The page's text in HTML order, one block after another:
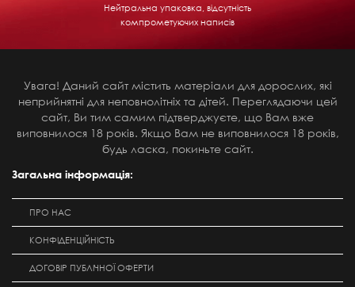
Нейтральна упаковка, відсутність
компрометуючих написів
Увага! Даний сайт містить матеріали для дорослих, які
неприйнятні для неповнолітніх та дітей. Переглядаючи цей
сайт, Ви тим самим підтверджуєте, що Вам вже
виповнилося 18 років. Якщо Вам не виповнилося 18 років,
будь ласка, покиньте сайт.
Загальна інформація:
ПРО НАС
КОНФІДЕНЦІЙНІСТЬ
ДОГОВІР ПУБЛІЧНОЇ ОФЕРТИ